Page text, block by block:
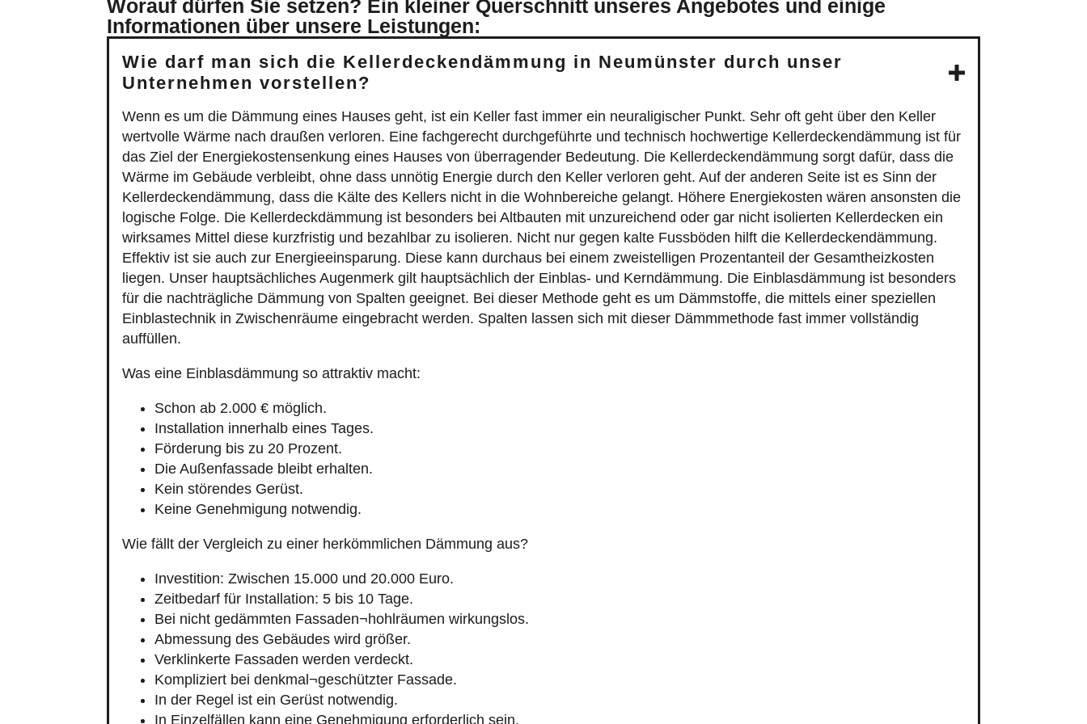
Worauf dürfen Sie setzen? Ein kleiner Querschnitt unseres Angebotes und einige
Informationen über unsere Leistungen:
Wie darf man sich die Kellerdeckendämmung in Neumünster durch unser
Unternehmen vorstellen?
Wenn es um die Dämmung eines Hauses geht, ist ein Keller fast immer ein neuraligischer Punkt. Sehr oft geht über den Keller
wertvolle Wärme nach draußen verloren. Eine fachgerecht durchgeführte und technisch hochwertige Kellerdeckendämmung ist für
das Ziel der Energiekostensenkung eines Hauses von überragender Bedeutung. Die Kellerdeckendämmung sorgt dafür, dass die
Wärme im Gebäude verbleibt, ohne dass unnötig Energie durch den Keller verloren geht. Auf der anderen Seite ist es Sinn der
Kellerdeckendämmung, dass die Kälte des Kellers nicht in die Wohnbereiche gelangt. Höhere Energiekosten wären ansonsten die
logische Folge. Die Kellerdeckdämmung ist besonders bei Altbauten mit unzureichend oder gar nicht isolierten Kellerdecken ein
wirksames Mittel diese kurzfristig und bezahlbar zu isolieren. Nicht nur gegen kalte Fussböden hilft die Kellerdeckendämmung.
Effektiv ist sie auch zur Energieeinsparung. Diese kann durchaus bei einem zweistelligen Prozentanteil der Gesamtheizkosten
liegen. Unser hauptsächliches Augenmerk gilt hauptsächlich der Einblas- und Kerndämmung. Die Einblasdämmung ist besonders
für die nachträgliche Dämmung von Spalten geeignet. Bei dieser Methode geht es um Dämmstoffe, die mittels einer speziellen
Einblastechnik in Zwischenräume eingebracht werden. Spalten lassen sich mit dieser Dämmmethode fast immer vollständig
auffüllen.
Was eine Einblasdämmung so attraktiv macht:
Schon ab 2.000 € möglich.
Installation innerhalb eines Tages.
Förderung bis zu 20 Prozent.
Die Außenfassade bleibt erhalten.
Kein störendes Gerüst.
Keine Genehmigung notwendig.
Wie fällt der Vergleich zu einer herkömmlichen Dämmung aus?
Investition: Zwischen 15.000 und 20.000 Euro.
Zeitbedarf für Installation: 5 bis 10 Tage.
Bei nicht gedämmten Fassaden¬hohlräumen wirkungslos.
Abmessung des Gebäudes wird größer.
Verklinkerte Fassaden werden verdeckt.
Kompliziert bei denkmal¬geschützter Fassade.
In der Regel ist ein Gerüst notwendig.
In Einzelfällen kann eine Genehmigung erforderlich sein.